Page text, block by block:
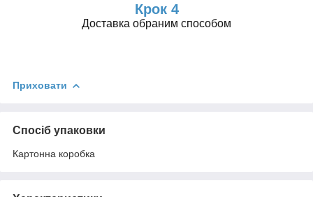
Крок 4
Доставка обраним способом
Приховати
Спосіб упаковки
Картонна коробка